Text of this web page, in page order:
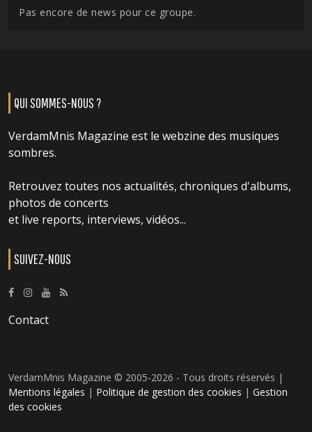
Pas encore de news pour ce groupe.
QUI SOMMES-NOUS ?
VerdamMnis Magazine est le webzine des musiques
sombres.
Retrouvez toutes nos actualités, chroniques d'albums,
photos de concerts
et live reports, interviews, vidéos...
SUIVEZ-NOUS
Contact
VerdamMnis Magazine © 2005-2026 - Tous droits réservés |
Mentions légales | Politique de gestion des cookies | Gestion
des cookies